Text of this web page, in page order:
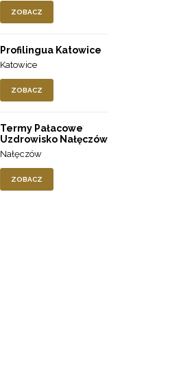
ZOBACZ
Profilingua Katowice
Katowice
ZOBACZ
Termy Pałacowe
Uzdrowisko Nałęczów
Nałęczów
ZOBACZ